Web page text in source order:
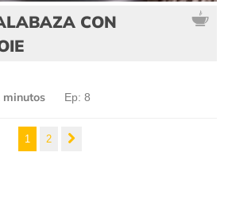
CON
minutos Ep: 8
1 2